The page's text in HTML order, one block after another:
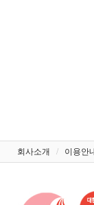
회사소개 / 이용안